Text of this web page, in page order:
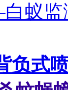
蚁监
负式